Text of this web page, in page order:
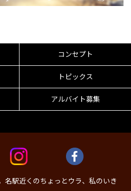
コンセプト
トピックス
アルバイト募集
名駅近くのちょっとウラ、私のいき